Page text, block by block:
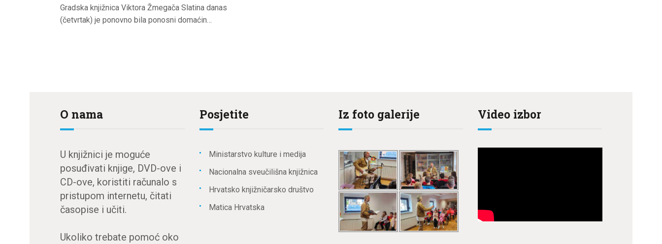
Gradska knjižnica Viktora Žmegača Slatina danas
(četvrtak) je ponovno bila ponosni domaćin…
O nama
U knjižnici je moguće
posuđivati knjige, DVD-ove i
CD-ove, koristiti računalo s
pristupom internetu, čitati
časopise i učiti.
Ukoliko trebate pomoć oko
Posjetite
Ministarstvo kulture i medija
Nacionalna sveučilišna knjižnica
Hrvatsko knjižničarsko društvo
Matica Hrvatska
Iz foto galerije Video izbor